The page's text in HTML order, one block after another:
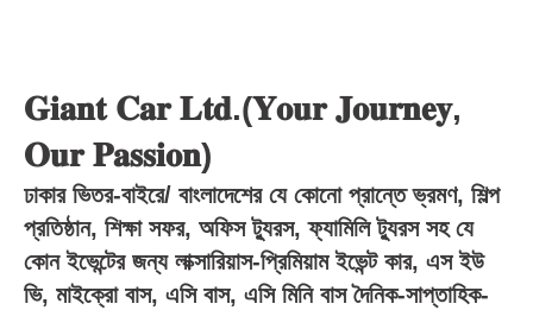
𝐆𝐢𝐚𝐧𝐭 𝐂𝐚𝐫 𝐋𝐭𝐝.(𝐘𝐨𝐮𝐫 𝐉𝐨𝐮𝐫𝐧𝐞𝐲,
𝐎𝐮𝐫 𝐏𝐚𝐬𝐬𝐢𝐨𝐧)
ঢাকার ভিতর-বাইরে/ বাংলাদেশের যে কোনো প্রান্তে ভ্রমণ, শিল্প
প্রতিষ্ঠান, শিক্ষা সফর, অফিস ট্যুরস, ফ্যামিলি ট্যুরস সহ যে
কোন ইভেন্টের জন্য লাক্সারিয়াস-প্রিমিয়াম ইভেন্ট কার, এস ইউ
ভি, মাইক্রো বাস, এসি বাস, এসি মিনি বাস দৈনিক-সাপ্তাহিক-